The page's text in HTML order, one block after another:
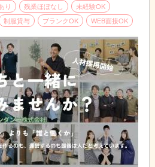
り 残業ほぼなし
未経験OK
制服貸与 ブランクOK WEB面接OK